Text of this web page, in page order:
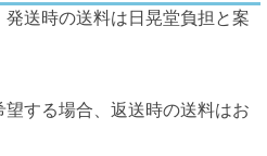
送時の送料は日晃堂負担と案
する場合、返送時の送料はお